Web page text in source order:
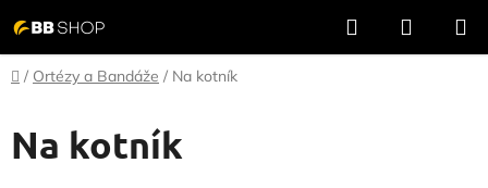
na
obsah
Hledat
KOŠÍK
Domů
/ Ortézy a Bandáže / Na kotník
Na kotník